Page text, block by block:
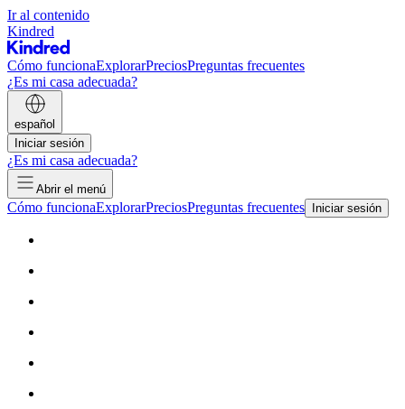
Ir al contenido
Kindred
Cómo funcionaExplorarPreciosPreguntas frecuentes
¿Es mi casa adecuada?
español
Iniciar sesión
¿Es mi casa adecuada?
Abrir el menú
Cómo funcionaExplorarPreciosPreguntas frecuentes Iniciar sesión